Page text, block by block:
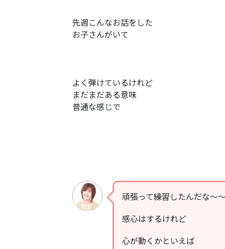
先週こんなお話をした
お子さんがいて
よく弾けているけれど
まだまだある意味
普通な感じで
頑張って練習したんだな〜
感心はするけれど
心が動くかといえば